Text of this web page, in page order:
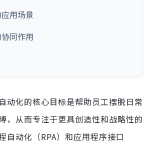
应用场景
协同作用
动化的核心目标是帮助员工摆脱日常
，从而专注于更具创造性和战略性的
自动化（RPA）和应用程序接口